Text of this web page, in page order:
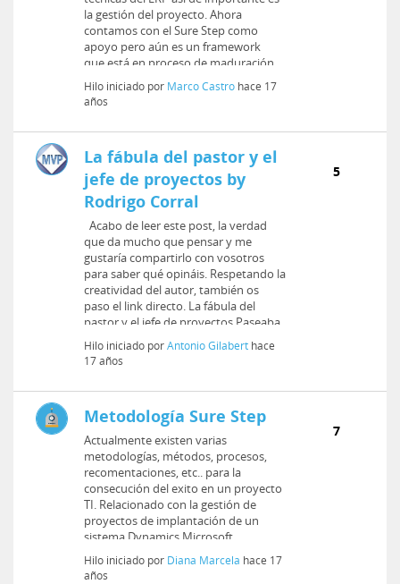
la gestión del proyecto. Ahora
contamos con el Sure Step como
apoyo pero aún es un framework
que está en proceso de maduración.
Mi propuesta e...
Hilo iniciado por Marco Castro hace 17
años
La fábula del pastor y el
jefe de proyectos by
Rodrigo Corral
Acabo de leer este post, la verdad
que da mucho que pensar y me
gustaría compartirlo con vosotros
para saber qué opináis. Respetando la
creatividad del autor, también os
paso el link directo. La fábula del
pastor y el jefe de proyectos Paseaba
...
Hilo iniciado porAntonio Gilabert hace
17 años
5
Metodología Sure Step
Actualmente existen varias
metodologías, métodos, procesos,
recomentaciones, etc.. para la
consecución del exito en un proyecto
TI. Relacionado con la gestión de
proyectos de implantación de un
sistema Dynamics Microsoft
recomienda usar la metodol...
Hilo iniciado por Diana Marcela hace 17
años
7